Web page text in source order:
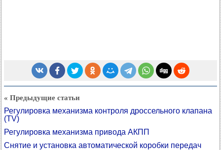
« Предыдущие статьи
Регулировка механизма контроля дроссельного клапана
(TV)
Регулировка механизма привода АКПП
Снятие и установка автоматической коробки передач